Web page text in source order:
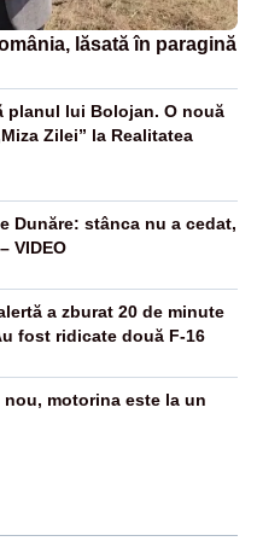
lăsată în paragină
planul lui Bolojan. O nouă
Zilei” la Realitatea
Dunăre: stânca nu a cedat,
VIDEO
a zburat 20 de minute
fost ridicate două F-16
motorina este la un